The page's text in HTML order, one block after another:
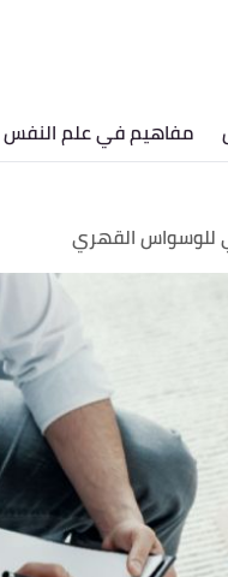
مفاهيم في علم النفس
للوسواس القهري